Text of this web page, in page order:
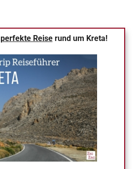
perfekte Reiserund um Kreta!